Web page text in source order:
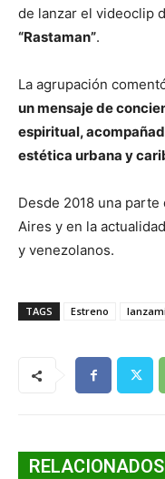
de lanzar el videoclip
“Rastaman”.
La agrupación
un mensaje de
espiritual,
estética urbana y
Desde 2018 una
Aires y en la
y venezolanos.
TAGS Estreno
RELACIONADOS